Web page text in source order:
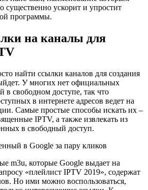
существенно ускорит и упростит
программы.
на каналы для
найти ссылки каналов для создания
У многих нет официальных
в свободном доступе, так что
в интернете адресов ведет на
Самые простые способы искать их –
IPTV, а также извлекать из
в свободный доступ.
в Google за пару кликов
m3u, которые Google выдает на
«плейлист IPTV 2019», содержат
Но ими можно воспользоваться,